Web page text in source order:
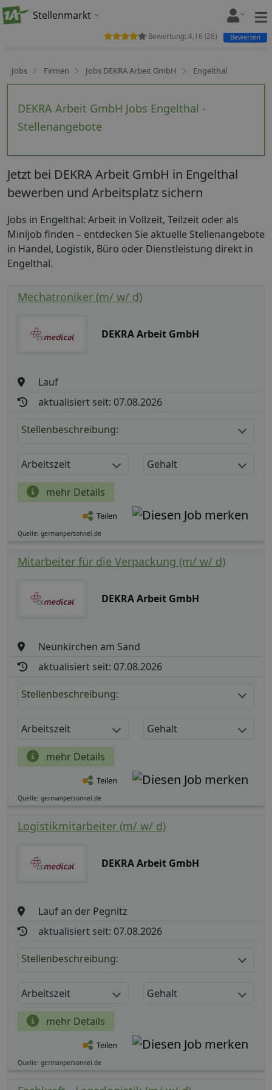
Stellenmarkt
Jobs Firmen Jobs DEKRA Arbeit GmbH Engelthal
DEKRA Arbeit GmbH Jobs Engelthal -
Stellenangebote
Bewertung: 4,16 (26) Bewerten
Jetzt bei DEKRA Arbeit GmbH in Engelthal
bewerben und Arbeitsplatz sichern
Jobs in Engelthal: Arbeit in Vollzeit, Teilzeit oder als
Minijob finden – entdecken Sie aktuelle Stellenangebote
in Handel, Logistik, Büro oder Dienstleistung direkt in
Engelthal.
Mechatroniker (m/ w/ d)
DEKRA Arbeit GmbH
Lauf
aktualisiert seit: 07.08.2026
Stellenbeschreibung:
Arbeitszeit Gehalt
mehr Details
Teilen
Quelle: germanpersonnel.de
Mitarbeiter für die Verpackung (m/ w/ d)
DEKRA Arbeit GmbH
Neunkirchen am Sand
aktualisiert seit: 07.08.2026
Stellenbeschreibung:
Arbeitszeit Gehalt
mehr Details
Teilen
Quelle: germanpersonnel.de
Logistikmitarbeiter (m/ w/ d)
DEKRA Arbeit GmbH
Lauf an der Pegnitz
aktualisiert seit: 07.08.2026
Stellenbeschreibung:
Arbeitszeit Gehalt
mehr Details
Teilen
Quelle: germanpersonnel.de